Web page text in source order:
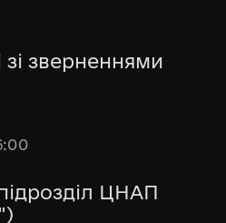
зі зверненнями
ЦНАП